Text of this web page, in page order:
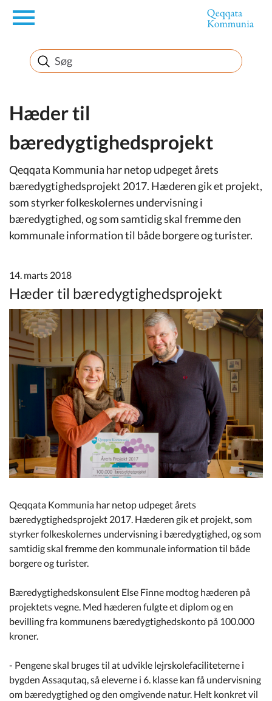
en
Borger
Erhverv
Politik
Turisme
Selvbetjening
Kommuneplan
Om Kommunen
Hæder til
bæredygtighedsprojekt
Qeqqata Kommunia har netop udpeget årets
bæredygtighedsprojekt 2017. Hæderen gik et projekt,
som styrker folkeskolernes undervisning i
bæredygtighed, og som samtidig skal fremme den
kommunale information til både borgere og turister.
14. marts 2018
Hæder til bæredygtighedsprojekt
Qeqqata Kommunia har netop udpeget årets
bæredygtighedsprojekt 2017. Hæderen gik et projekt, som
styrker folkeskolernes undervisning i bæredygtighed, og som
samtidig skal fremme den kommunale information til både
borgere og turister.
Bæredygtighedskonsulent Else Finne modtog hæderen på
projektets vegne. Med hæderen fulgte et diplom og en
bevilling fra kommunens bæredygtighedskonto på 100.000
kroner.
- Pengene skal bruges til at udvikle lejrskolefaciliteterne i
bygden Assaqutaq, så eleverne i 6. klasse kan få undervisning
om bæredygtighed og den omgivende natur. Helt konkret vil